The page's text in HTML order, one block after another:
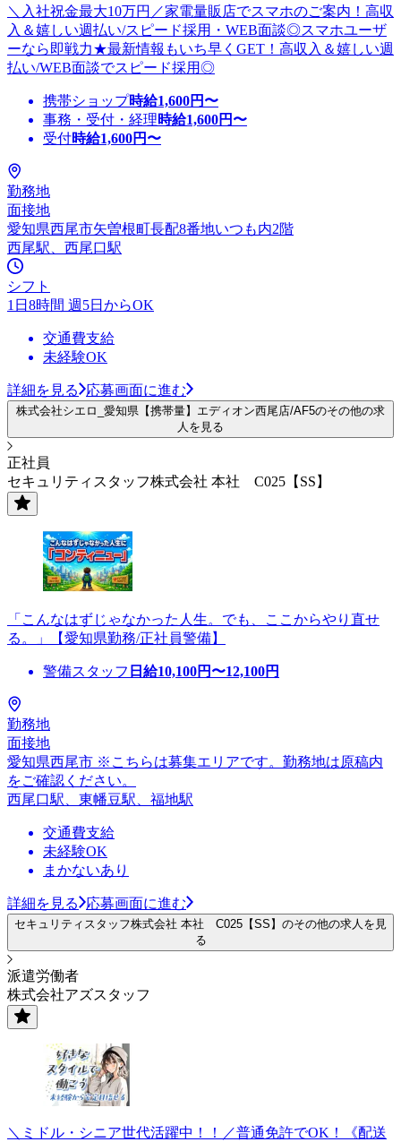
＼入社祝金最大10万円／家電量販店でスマホのご案内！高収
入＆嬉しい週払い/スピード採用・WEB面談◎スマホユーザ
ーなら即戦力★最新情報もいち早くGET！高収入＆嬉しい週
払い/WEB面談でスピード採用◎
携帯ショップ時給1,600円〜
事務・受付・経理時給1,600円〜
受付時給1,600円〜
勤務地
面接地
愛知県西尾市矢曽根町長配8番地いつも内2階
西尾駅、西尾口駅
シフト
1日8時間 週5日からOK
交通費支給
未経験OK
詳細を見る 応募画面に進む
株式会社シエロ_愛知県【携帯量】エディオン西尾店/AF5のその他の求
人を見る
正社員
セキュリティスタッフ株式会社 本社 C025【SS】
「こんなはずじゃなかった人生。でも、ここからやり直せ
る。」【愛知県勤務/正社員警備】
警備スタッフ 日給10,100円〜12,100円
勤務地
面接地
愛知県西尾市 ※こちらは募集エリアです。勤務地は原稿内
をご確認ください。
西尾口駅、東幡豆駅、福地駅
交通費支給
未経験OK
まかないあり
詳細を見る 応募画面に進む
セキュリティスタッフ株式会社 本社 C025【SS】のその他の求人を見
る
派遣労働者
株式会社アズスタッフ
＼ミドル・シニア世代活躍中！！／普通免許でOK！《配送